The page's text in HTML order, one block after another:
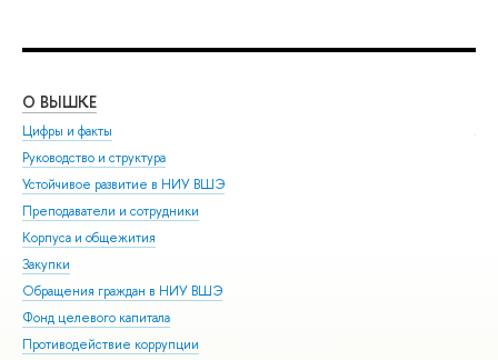
О ВЫШКЕ
Цифры и факты
Руководство и структура
Устойчивое развитие в НИУ ВШЭ
Преподаватели и сотрудники
Корпуса и общежития
Закупки
Обращения граждан в НИУ ВШЭ
Фонд целевого капитала
Противодействие коррупции